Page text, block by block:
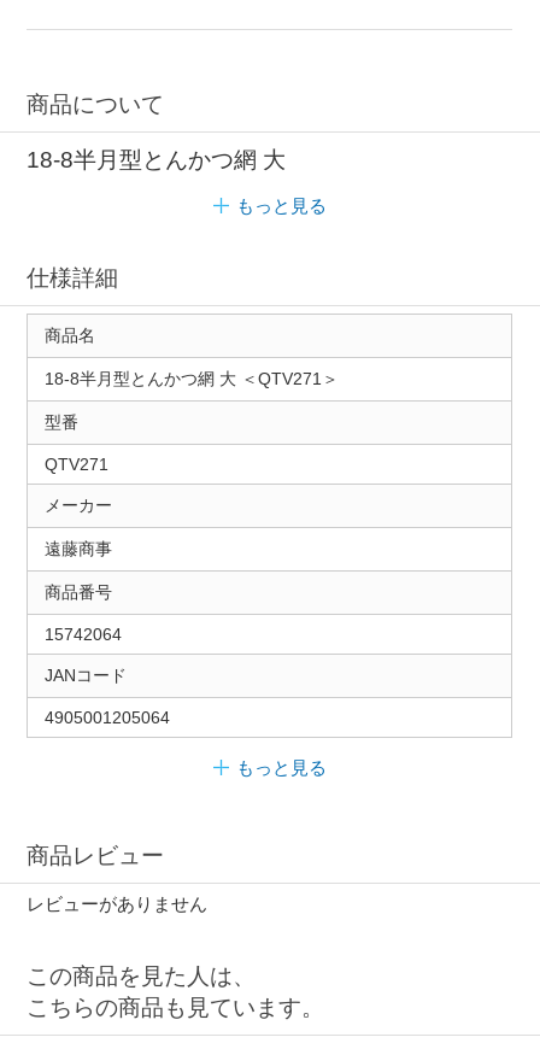
商品について
18-8半月型とんかつ網 大
もっと見る
仕様詳細
商品名
18-8半月型とんかつ網 大 ＜QTV271＞
型番
QTV271
メーカー
遠藤商事
商品番号
15742064
JANコード
4905001205064
もっと見る
商品レビュー
レビューがありません
この商品を見た人は、
こちらの商品も見ています。